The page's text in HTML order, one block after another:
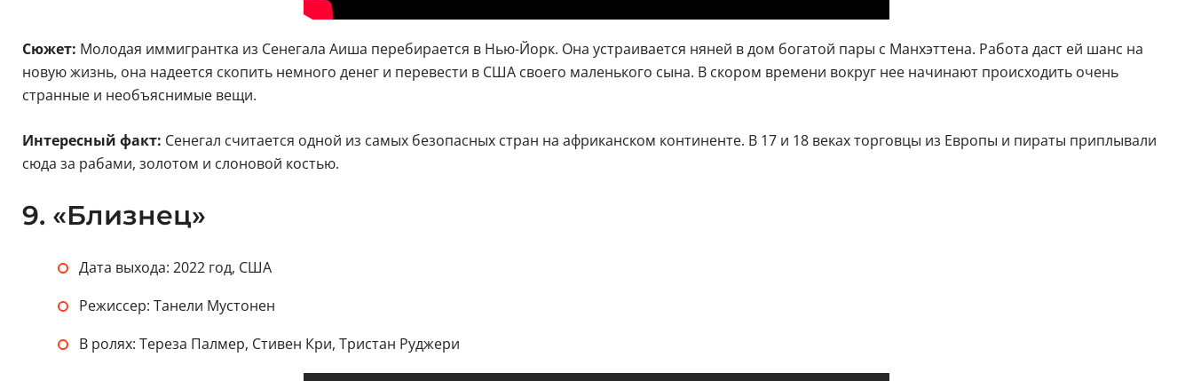
Сюжет: Молодая иммигрантка из Сенегала Аиша перебирается в Нью-Йорк. Она устраивается няней в дом богатой пары с Манхэттена. Работа даст ей шанс на
новую жизнь, она надеется скопить немного денег и перевести в США своего маленького сына. В скором времени вокруг нее начинают происходить очень
странные и необъяснимые вещи.
Интересный факт: Сенегал считается одной из самых безопасных стран на африканском континенте. В 17 и 18 веках торговцы из Европы и пираты приплывали
сюда за рабами, золотом и слоновой костью.
9. «Близнец»
Дата выхода: 2022 год, США
Режиссер: Танели Мустонен
В ролях: Тереза Палмер, Стивен Кри, Тристан Руджери